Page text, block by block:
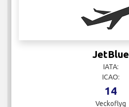
JetBlue
IATA:
ICAO:
14
Veckoflyg